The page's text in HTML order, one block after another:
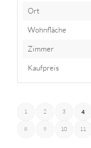
Ort
Wohnfläche
Zimmer
Kaufpreis
1 2 3 4
8 9 10 11